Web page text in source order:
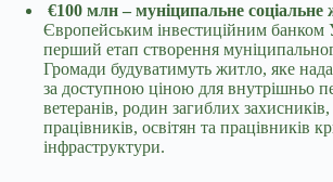
€100 млн – муніципальне соціальне
Європейським інвестиційним банком
перший етап створення
Громади будуватимуть житло, яке
за доступною ціною для внутрішньо
ветеранів, родин загиблих
працівників, освітян та працівників
інфраструктури.